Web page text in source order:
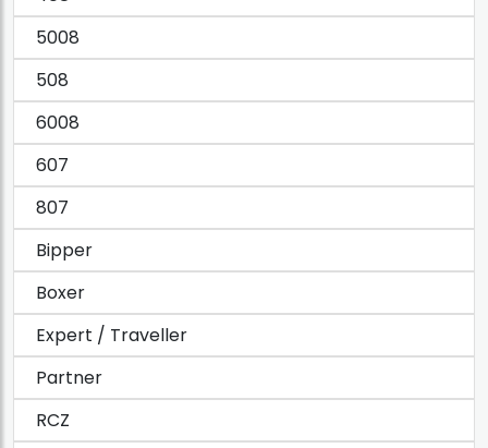
5008
508
6008
607
807
Bipper
Boxer
Expert / Traveller
Partner
RCZ